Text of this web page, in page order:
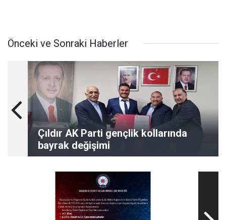
Önceki ve Sonraki Haberler
Çıldır AK Parti gençlik kollarında
bayrak değişimi